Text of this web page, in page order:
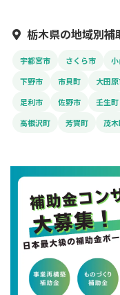
栃木県の地域別補
宇都宮市 さくら市
下野市
市貝町 大田
足利市
佐野市 壬生町
高根沢町
芳賀町 茂